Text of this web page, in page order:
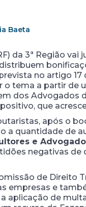
Baeta
da 3ª Região
no artigo
o tema a partir
dos Advogados
que
após o
a quantidade de
e
negativas de
de Direito
empresas e
aplicação de